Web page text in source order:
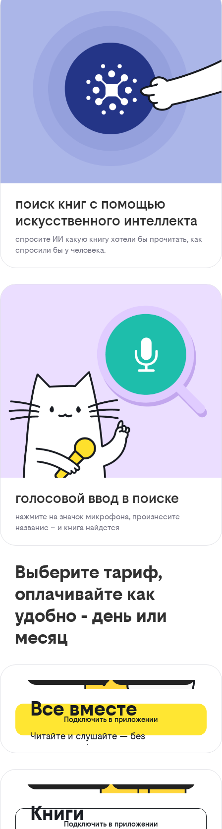
поиск книг с помощью
искусственного интеллекта
спросите ИИ какую книгу хотели бы прочитать, как
спросили бы у человека.
голосовой ввод в поиске
нажмите на значок микрофона, произнесите
название – и книга найдется
Выберите тариф,
оплачивайте как
удобно - день или
месяц
Все вместе
Читайте и слушайте — без
ограничений*
Подключить в приложении
КнигиПодключить в приложении